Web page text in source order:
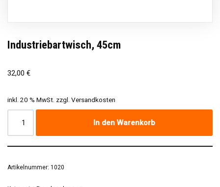
Industriebartwisch, 45cm
32,00 €
inkl. 20 % MwSt. zzgl. Versandkosten
In den Warenkorb
Artikelnummer: 1020